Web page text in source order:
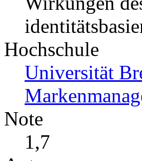
Hochschule
Universität
Note
1,7